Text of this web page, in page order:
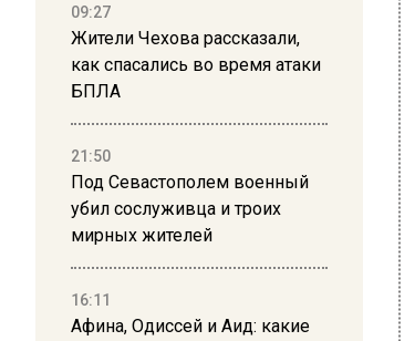
09:27
Жители Чехова рассказали,
как спасались во время атаки
БПЛА
21:50
Под Севастополем военный
убил сослуживца и троих
мирных жителей
16:11
Афина, Одиссей и Аид: какие